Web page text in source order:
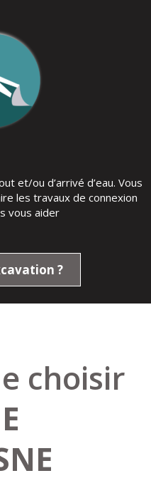
et/ou d’arrivé d’eau. Vous
les travaux de connexion
vous aider
?
choisir